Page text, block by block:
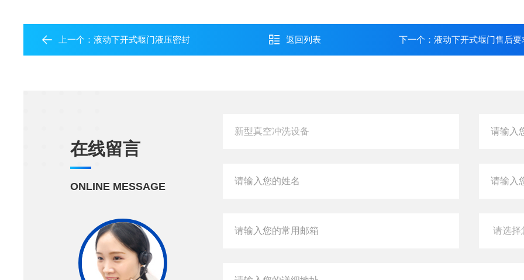
上一个：液动下开式堰门液压密封 返回列表 下一个： 液动下开式堰门售后要
在线留言
ONLINE MESSAGE